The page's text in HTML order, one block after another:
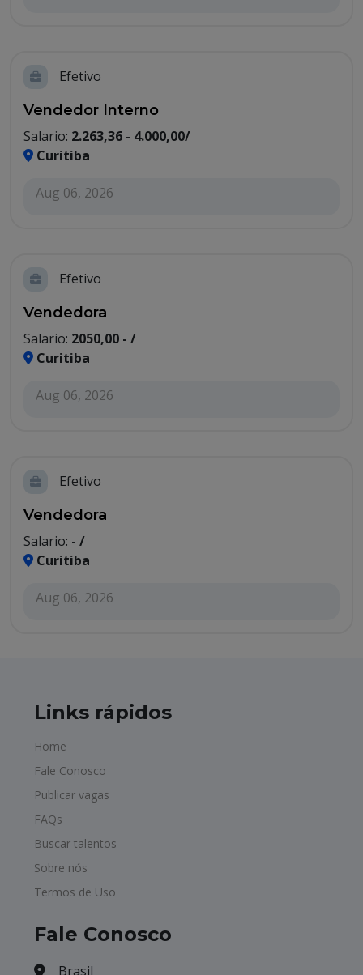
Efetivo
Vendedor Interno
Salario: 2.263,36 - 4.000,00/
Curitiba
Aug 06, 2026
Efetivo
Vendedora
Salario: 2050,00 - /
Curitiba
Aug 06, 2026
Efetivo
Vendedora
Salario: - /
Curitiba
Aug 06, 2026
Links rápidos
Home
Fale Conosco
Publicar vagas
FAQs
Buscar talentos
Sobre nós
Termos de Uso
Fale Conosco
Brasil